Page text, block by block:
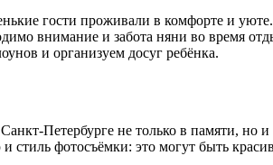
гости проживали в комфорте и
внимание и забота няни во время
и организуем досуг ребёнка.
Петербурге не только в памяти,
фотосъёмки: это могут быть